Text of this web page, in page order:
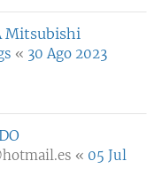
Mitsubishi
« 30 Ago 2023
« 05 Jul